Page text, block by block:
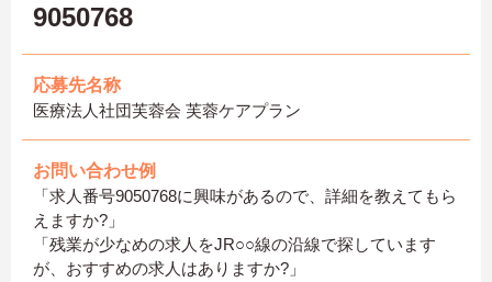
9050768
応募先名称
医療法人社団芙蓉会 芙蓉ケアプラン
お問い合わせ例
「求人番号9050768に興味があるので、詳細を教えてもら
えますか?」
「残業が少なめの求人をJR○○線の沿線で探しています
が、おすすめの求人はありますか?」